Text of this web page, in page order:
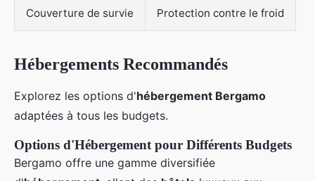
Couverture de survie Protection contre le froid
Hébergements Recommandés
Explorez les options d'hébergement Bergamo
adaptées à tous les budgets.
Options d'Hébergement pour Différents Budgets
Bergamo offre une gamme diversifiée